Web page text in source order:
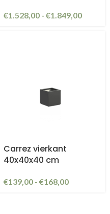
€1.528,00 - €1.849,00
Carrez vierkant
40x40x40 cm
€139,00 - €168,00